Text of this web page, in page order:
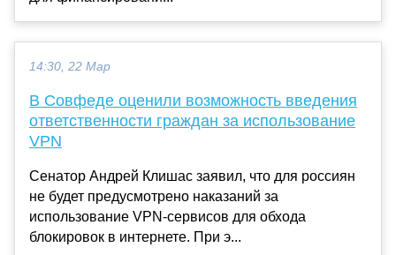
14:30, 22 Мар
В Совфеде оценили возможность введения
ответственности граждан за использование
VPN
Сенатор Андрей Клишас заявил, что для россиян
не будет предусмотрено наказаний за
использование VPN-сервисов для обхода
блокировок в интернете. При э...